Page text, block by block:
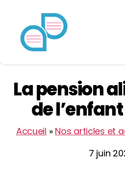
La pension
de
Accueil » Nos articles et
7 juin